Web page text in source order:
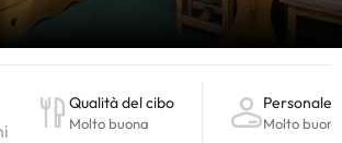
Qualità del cibo
Molto buona
Personale
Molto buona